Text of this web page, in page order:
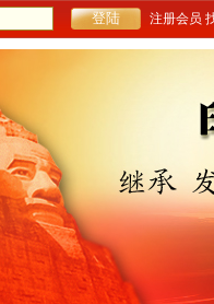
注册会员